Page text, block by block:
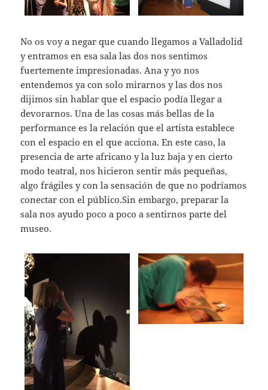
No os voy a negar que cuando llegamos a Valladolid
y entramos en esa sala las dos nos sentimos
fuertemente impresionadas. Ana y yo nos
entendemos ya con solo mirarnos y las dos nos
dijimos sin hablar que el espacio podía llegar a
devorarnos. Una de las cosas más bellas de la
performance es la relación que el artista establece
con el espacio en el que acciona. En este caso, la
presencia de arte africano y la luz baja y en cierto
modo teatral, nos hicieron sentir más pequeñas,
algo frágiles y con la sensación de que no podríamos
conectar con el público.Sin embargo, preparar la
sala nos ayudo poco a poco a sentirnos parte del
museo.